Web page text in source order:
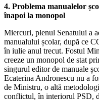
4. Problema manualelor
înapoi la monopol
Miercuri, plenul Senatului a
manualului școlar, după ce
în iulie anul trecut. Fostul
creeze un monopol de stat
singurul editor de manuale
Ecaterina Andronescu nu a
de Ministru, o altă
conflictul, în interiorul PSD,